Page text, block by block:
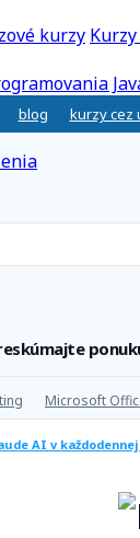
kurzy Kurzy
blog kurzy cez
Microsoft
AI v